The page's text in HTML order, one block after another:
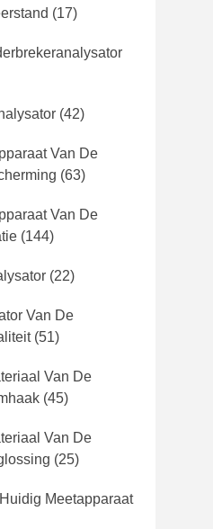
(17)
(42)
Van De
(63)
Van De
(144)
(22)
Van De
(51)
Van De
(45)
Van De
(25)
Meetapparaat